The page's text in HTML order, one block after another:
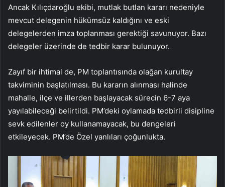
Ancak Kılıçdaroğlu ekibi, mutlak butlan kararı nedeniyle
mevcut delegenin hükümsüz kaldığını ve eski
delegelerden imza toplanması gerektiği savunuyor. Bazı
delegeler üzerinde de tedbir karar bulunuyor.
Zayıf bir ihtimal de, PM toplantısında olağan kurultay
takviminin başlatılması. Bu kararın alınması halinde
mahalle, ilçe ve illerden başlayacak sürecin 6-7 aya
yayılabileceği belirtildi. PM’deki oylamada tedbirli disipline
sevk edilenler oy kullanamayacak, bu dengeleri
etkileyecek. PM’de Özel yanlıları çoğunlukta.